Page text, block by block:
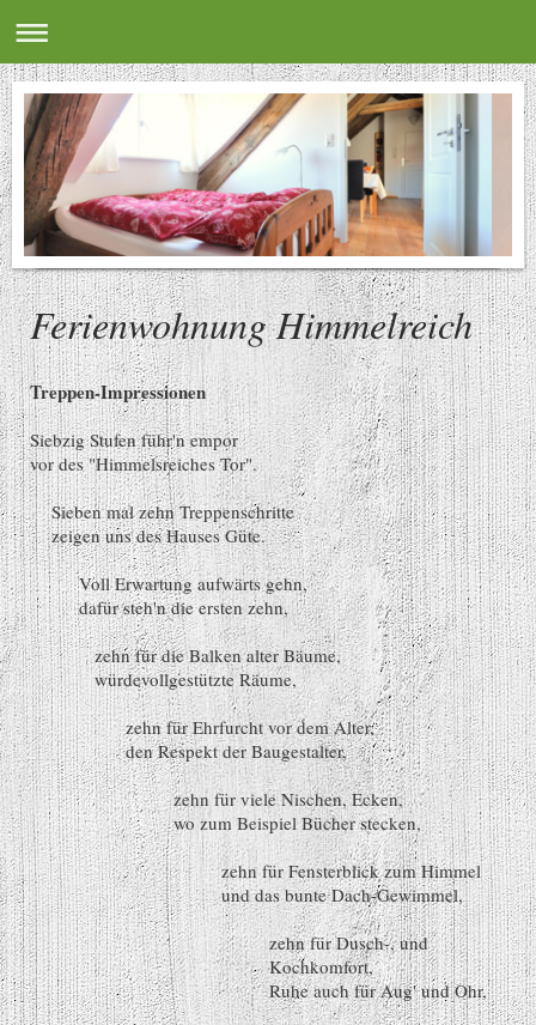
Ferienwohnung Himmelreich
Treppen-Impressionen
Siebzig Stufen führ'n empor
vor des "Himmelsreiches Tor".
Sieben mal zehn Treppenschritte
zeigen uns des Hauses Güte.
Voll Erwartung aufwärts gehn,
dafür steh'n die ersten zehn,
zehn für die Balken alter Bäume,
würdevollgestützte Räume,
zehn für Ehrfurcht vor dem Alter,
den Respekt der Baugestalter,
zehn für viele Nischen, Ecken,
wo zum Beispiel Bücher stecken,
zehn für Fensterblick zum Himmel
und das bunte Dach-Gewimmel,
zehn für Dusch-, und
Kochkomfort,
Ruhe auch für Aug' und Ohr,